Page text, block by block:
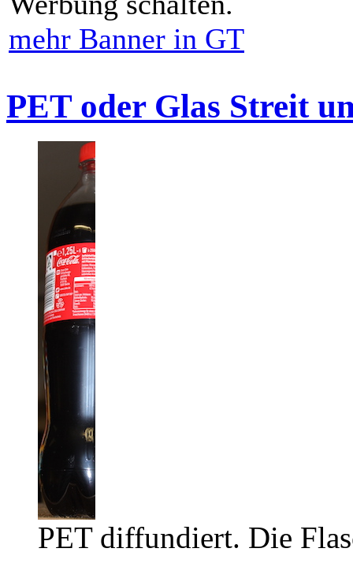
mehr Banner in GT
PET oder Glas Streit
PET diffundiert. Die